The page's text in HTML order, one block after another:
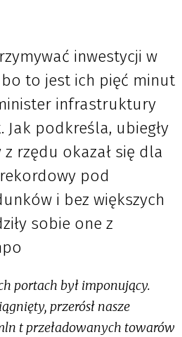
inwestycji w
to jest ich pięć minut
infrastruktury
Jak podkreśla, ubiegły
rzędu okazał się dla
pod
i bez większych
sobie one z
portach był imponujący.
przerósł nasze
t przeładowanych towarów